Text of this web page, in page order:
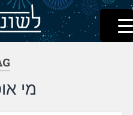
דלג
לתוכן
לשוניאדה
עברית. לשון. שפה
מי